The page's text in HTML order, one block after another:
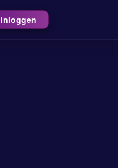
Inloggen